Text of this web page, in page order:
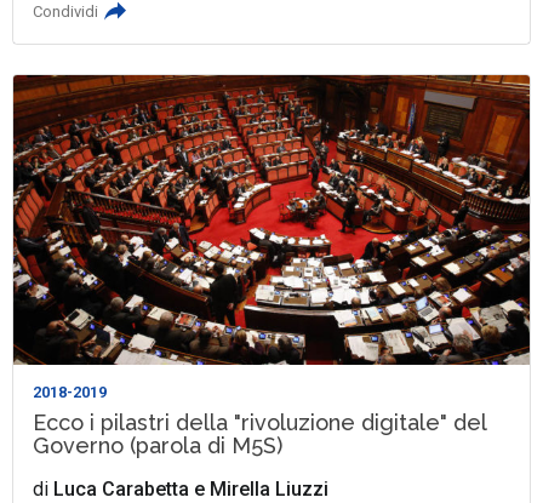
Condividi
2018-2019
Ecco i pilastri della "rivoluzione digitale" del
Governo (parola di M5S)
di Luca Carabetta e Mirella Liuzzi